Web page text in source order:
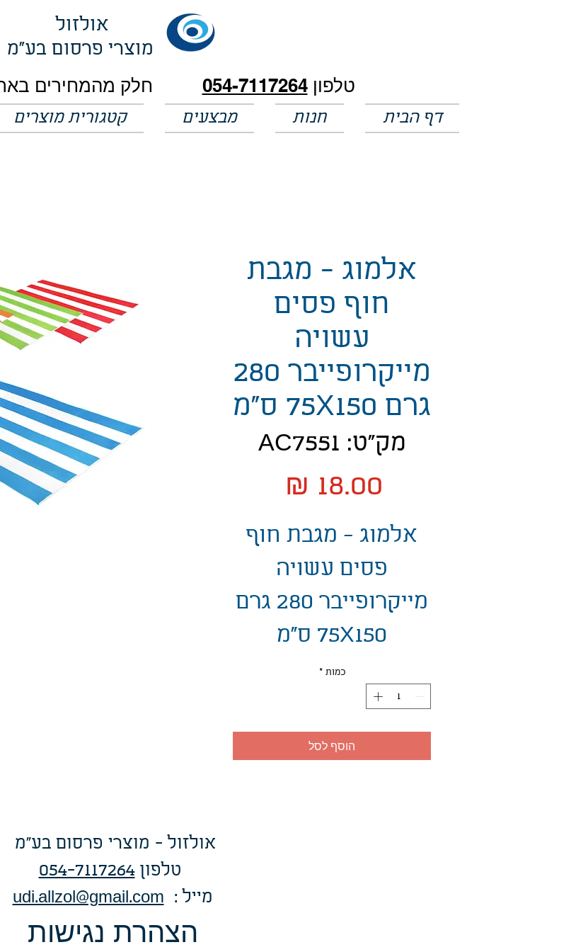
אולזול
מוצרי פרסום בע"מ
טלפון054-7117264
דף הבית חנות מבצעים קטגורית מוצרים
אלמוג - מגבת
חוף פסים
עשויה
מייקרופייבר 280
גרם 75X150 ס"מ
מק"ט: AC7551
אלמוג - מגבת חוף
פסים עשויה
מייקרופייבר 280 גרם
75X150 ס"מ
כמות *
הוסף לסל
אולזול - מוצרי פרסום בע"מ
טלפון054-7117264
udi.allzol@gmail.com
: מייל
הצהרת נגישות